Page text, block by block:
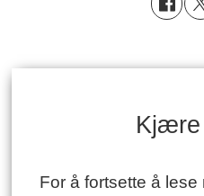
Kjære
For å fortsette å